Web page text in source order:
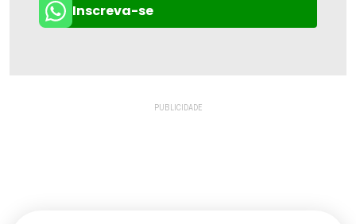
Inscreva-se